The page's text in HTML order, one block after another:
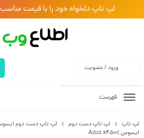
لپ تاپ دلخواه خود را با قیمت مناسب
ورود / عضویت
فهرست
لپ تاپ لپ تاپ دست دوم لپ تاپ دست دوم
ایسوس Asus x450c